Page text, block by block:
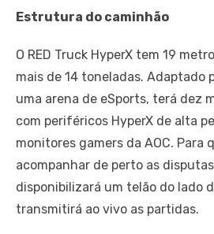
Estrutura do caminhão
O RED Truck HyperX tem 19
mais de 14 toneladas. Adaptado
uma arena de eSports, terá dez
com periféricos HyperX de alta
monitores gamers da AOC. Para
acompanhar de perto as
disponibilizará um telão do lado
transmitirá ao vivo as partidas.